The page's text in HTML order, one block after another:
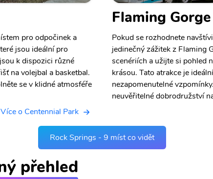
pro odpočinek a
jsou ideální pro
k dispozici různé
na volejbal a basketbal.
se v klidné atmosféře
Více o Centennial Park
Flaming
Pokud se rozhodnete
jedinečný zážitek z Flaming
scenériích a užijte si pohled
krásou. Tato atrakce je
nezapomenutelné
neuvěřitelné dobrodružství
Rock Springs - 9 míst co vidět
přehled